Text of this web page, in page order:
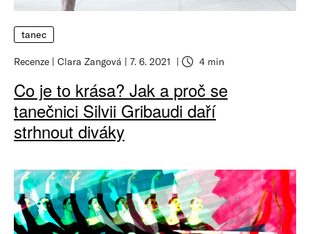
tanec
Recenze Clara Zangová 7. 6. 2021 4 min
Co je to krása? Jak a proč se
tanečnici Silvii Gribaudi daří
strhnout diváky